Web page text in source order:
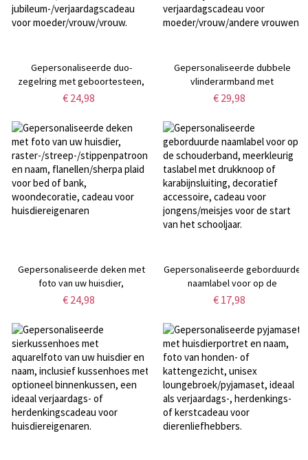
Gepersonaliseerde duo-
zegelring met geboortesteen,
gemaakt van sterling zilver 925
druppelvormige en ronde
edelsteen, een ideaal
jubileum-/verjaardagscadeau
voor moeder/vrouw/vrouw.
€ 24,98
Gepersonaliseerde dubbele
vlinderarmband met
geboortesteen, gemaakt van 925
slank stapelbaar sieraad, ideaal
als jubileum- of
verjaardagscadeau voor
moeder/vrouw/andere vrouwen.
€ 29,98
Gepersonaliseerde deken met
foto van uw huisdier,
raster-/streep-/stippenpatroon
voor bed of bank,
woondecoratie, cadeau voor
huisdiereigenaren
€ 24,98
Gepersonaliseerde geborduurde
naamlabel voor op de
schouderband, meerkleurig
karabijnsluiting, decoratief
accessoire, cadeau voor
jongens/meisjes voor de start
van het schooljaar.
€ 17,98